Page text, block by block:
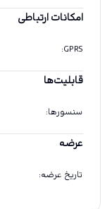
امکانات ارتباطی
GPRS
:
قابلیت‌ها
سنسورها:
عرضه
تاریخ عرضه: